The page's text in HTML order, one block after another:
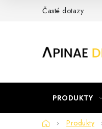
Časté dotazy
PRODUKTY
DomůProdukty